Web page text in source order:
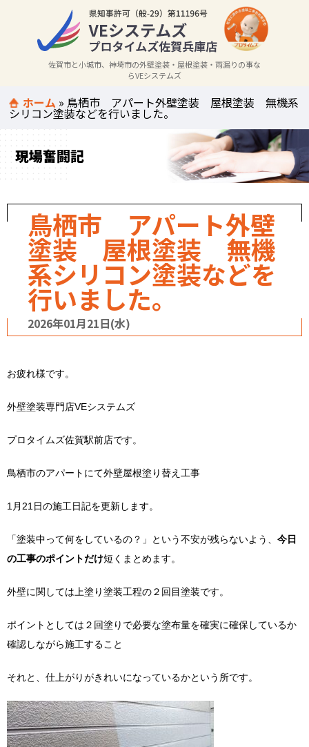
佐賀市と小城市、神埼市の外壁塗装・屋根塗装・雨漏りの事な
らVEシステムズ
ホーム » 鳥栖市 アパート外壁塗装 屋根塗装 無機系
シリコン塗装などを行いました。
現場奮闘記
鳥栖市 アパート外壁
塗装 屋根塗装 無機
系シリコン塗装などを
行いました。
2026年01月21日(水)
お疲れ様です。
外壁塗装専門店VEシステムズ
プロタイムズ佐賀駅前店です。
鳥栖市のアパートにて外壁屋根塗り替え工事
1月21日の施工日記を更新します。
「塗装中って何をしているの？」という不安が残らないよう、 今日
の工事のポイントだけ短くまとめます。
外壁に関しては上塗り塗装工程の２回目塗装です。
ポイントとしては２回塗りで必要な塗布量を確実に確保しているか
確認しながら施工すること
それと、仕上がりがきれいになっているかという所です。